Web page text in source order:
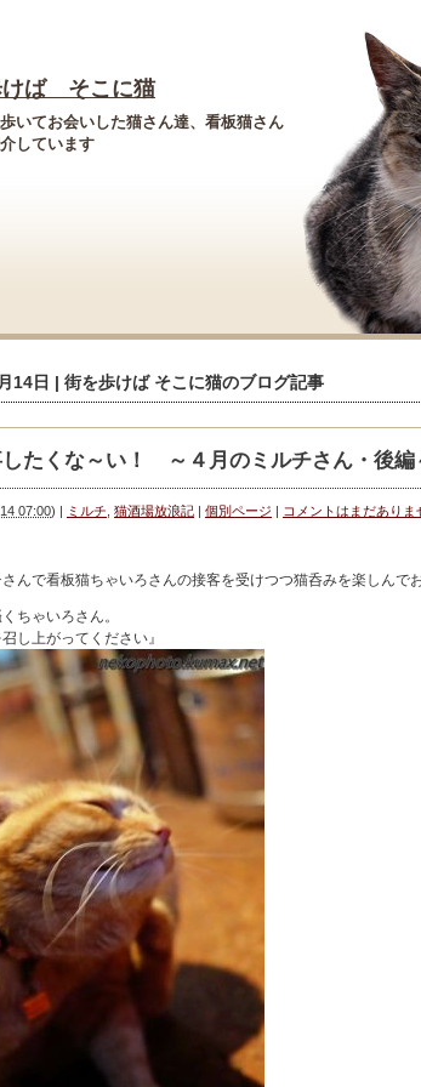
けば そこに猫
いてお会いした猫さん達、看板猫さん
しています
14日 | 街を歩けば そこに猫のブログ記事
たくな～い！ ～４月のミルチさん・後編
07:00) | ミルチ 猫酒場放浪記 | 個別ページ | コメントはまだありま
んで看板猫ちゃいろさんの接客を受けつつ猫呑みを楽しんで
ちゃいろさん。
し上がってください』